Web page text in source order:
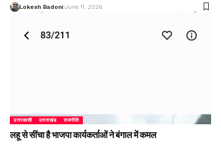
Lokesh Badoni June 11, 2026
उत्तरकाशी उत्तराखंड राजनीति
लहू से सींचा है भाजपा कार्यकर्ताओं ने बंगाल में कमल